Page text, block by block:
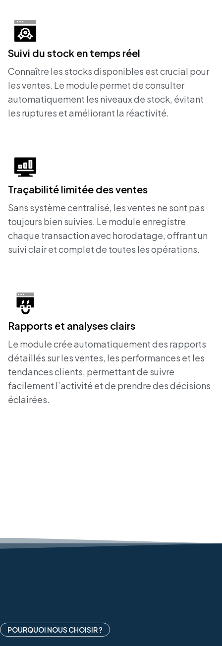
Suivi du stock en temps réel
Connaître les stocks disponibles est crucial pour
les ventes. Le module permet de consulter
automatiquement les niveaux de stock, évitant
les ruptures et améliorant la réactivité.
Traçabilité limitée des ventes
Sans système centralisé, les ventes ne sont pas
toujours bien suivies. Le module enregistre
chaque transaction avec horodatage, offrant un
suivi clair et complet de toutes les opérations.
Rapports et analyses clairs
Le module crée automatiquement des rapports
détaillés sur les ventes, les performances et les
tendances clients, permettant de suivre
facilement l’activité et de prendre des décisions
éclairées.
POURQUOI NOUS CHOISIR ?